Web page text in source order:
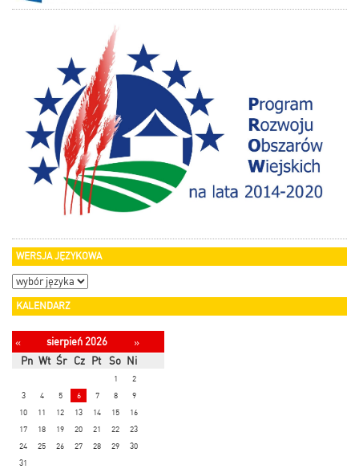
WERSJA JĘZYKOWA
KALENDARZ
« sierpień 2026
»
Pn Wt Śr Cz Pt So Ni
1
2
3
4 5 6 7 8
9
10
11 12 13 14 15
16
17
18 19 20 21 22
23
24
25 26 27 28 29
30
31